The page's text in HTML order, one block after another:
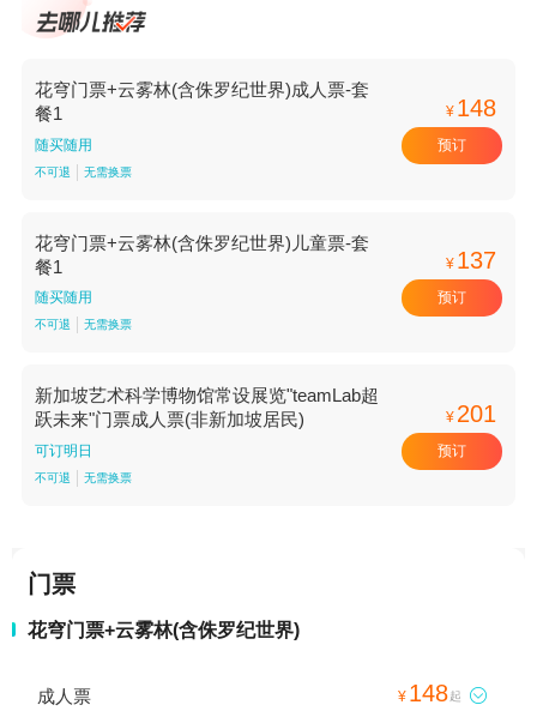
花穹门票+云雾林(含侏罗纪世界)成人票-套
餐1
随买随用
不可退 无需换票
¥ 148
预订
花穹门票+云雾林(含侏罗纪世界)儿童票-套
餐1
随买随用
不可退 无需换票
¥ 137
预订
新加坡艺术科学博物馆常设展览"teamLab超
跃未来"门票成人票(非新加坡居民)
可订明日
不可退 无需换票
¥ 201
预订
门票
花穹门票+云雾林(含侏罗纪世界)
成人票 ¥ 148起 